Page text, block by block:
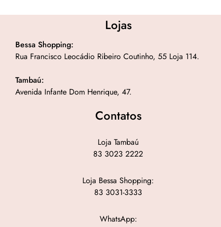
Lojas
Bessa Shopping:
Rua Francisco Leocádio Ribeiro Coutinho, 55 Loja 114.
Tambaú:
Avenida Infante Dom Henrique, 47.
Contatos
Loja Tambaú
83 3023 2222
Loja Bessa Shopping:
83 3031-3333
WhatsApp: